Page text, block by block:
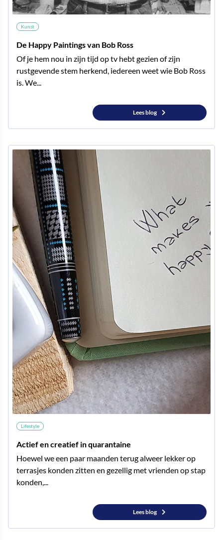
Kunst
De Happy Paintings van Bob Ross
Of je hem nou in zijn tijd op tv hebt gezien of zijn
rustgevende stem herkend, iedereen weet wie Bob Ross
is. We...
Lees blog
Lifestyle
Actief en creatief in quarantaine
Hoewel we een paar maanden terug alweer lekker op
terrasjes konden zitten en gezellig met vrienden op stap
konden,...
Lees blog